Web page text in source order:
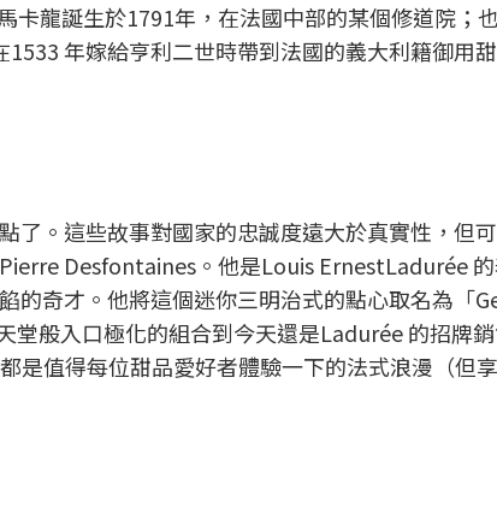
龍誕生於1791年，在法國中部的某個修道院；
年嫁給亨利二世時帶到法國的義大利籍御用
了。這些故事對國家的忠誠度遠大於真實性，但
Desfontaines。他是Louis ErnestLadurée
的奇才。他將這個迷你三明治式的點心取名為「
堂般入口極化的組合到今天還是Ladurée 的招牌
是值得每位甜品愛好者體驗一下的法式浪漫（但